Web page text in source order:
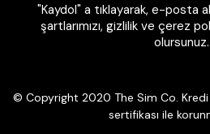
"Kaydol" a tıklayarak, e-posta
şartlarımızı, gizlilik ve çerez
olursunuz.
© Copyright 2020 The Sim Co. Kredi
sertifikası ile